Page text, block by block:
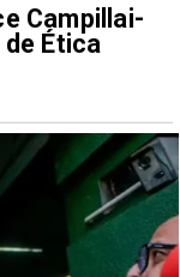
Campillai-
Ética